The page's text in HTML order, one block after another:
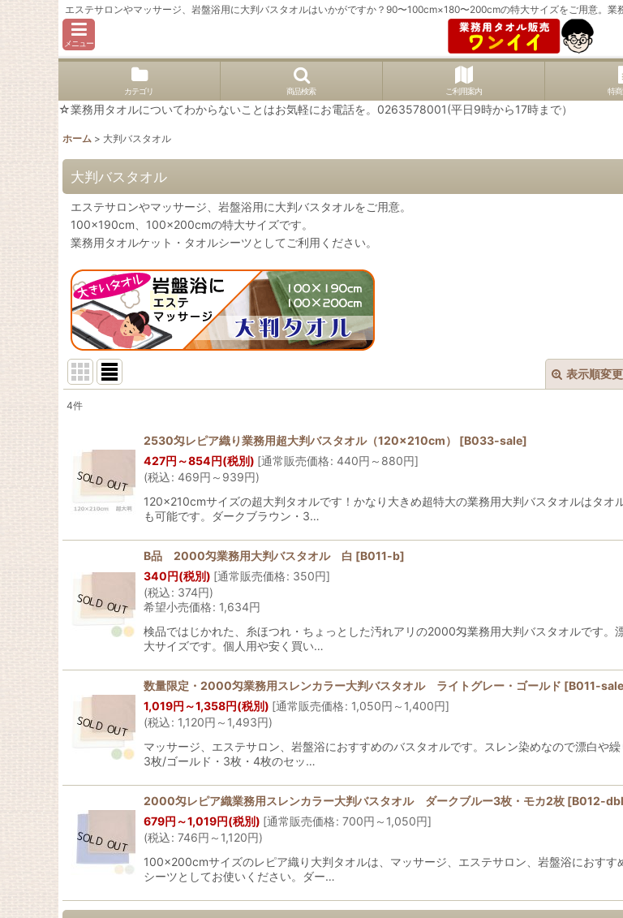
エステサロンやマッサージ、岩盤浴用に大判バスタオルはいかがですか？90〜100cm×180〜200cmの特大サイズをご用意。
メニュー
カテゴリ 商品検索 ご利用案内 特
☆業務用タオルについてわからないことはお気軽にお電話を。0263578001(平日9時から17時まで）
ホーム > 大判バスタオル
大判バスタオル
エステサロンやマッサージ、岩盤浴用に大判バスタオルをご用意。
100×190cm、100×200cmの特大サイズです。
業務用タオルケット・タオルシーツとしてご利用ください。
表示順変更
絞り込む
4件
2530匁レピア織り業務用超大判バスタオル（120×210cm） [B033-sale]
427円 ～854円(税別) [通常販売価格: 440円 ～880円]
(税込: 469円 ～939円)
120×210cmサイズの超大判タオルです！かなり大きめ超特大の業務用大判バスタオルはタ
も可能です。ダークブラウン・3…
B品 2000匁業務用大判バスタオル 白 [B011-b]
340円(税別) [通常販売価格: 350円]
(税込: 374円)
希望小売価格: 1,634円
検品ではじかれた、糸ほつれ・ちょっとした汚れアリの2000匁業務用大判バスタオルです
大サイズです。個人用や安く買い…
数量限定・2000匁業務用スレンカラー大判バスタオル ライトグレー・ゴールド [B011-sale
1,019円 ～1,358円(税別) [通常販売価格: 1,050円 ～1,400円]
(税込: 1,120円 ～1,493円)
マッサージ、エステサロン、岩盤浴におすすめのバスタオルです。スレン染めなので漂白や
3枚/ゴールド・3枚・4枚のセッ…
2000匁レピア織業務用スレンカラー大判バスタオル ダークブルー3枚・モカ2枚 [B012-
679円 ～1,019円(税別) [通常販売価格: 700円 ～1,050円]
(税込: 746円 ～1,120円)
100×200cmサイズのレピア織り大判タオルは、マッサージ、エステサロン、岩盤浴におす
シーツとしてお使いください。ダー…